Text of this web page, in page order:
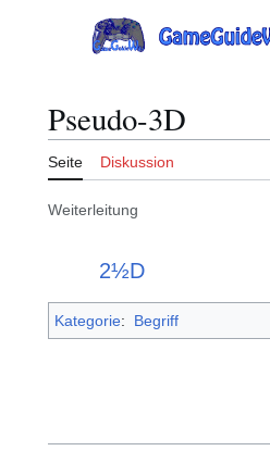
Hauptmenü
Pseudo-3D
Seite Diskussion
Weiterleitung
2½D
Kategorie: Begriff